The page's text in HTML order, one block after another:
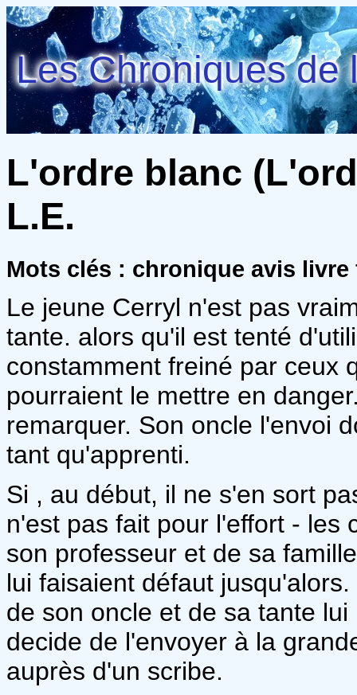
Les Chroniques de
L'ordre blanc
L.E.
Mots clés : chronique avis livre
Le jeune Cerryl n'est pas
tante. alors qu'il est tenté
constamment freiné par ceux
pourraient le mettre en
remarquer. Son oncle l'envoi
tant qu'apprenti.
Si , au début, il ne s'en sort
n'est pas fait pour l'effort - les
son professeur et de sa
lui faisaient défaut
de son oncle et de sa tante
decide de l'envoyer à la
auprès d'un scribe.